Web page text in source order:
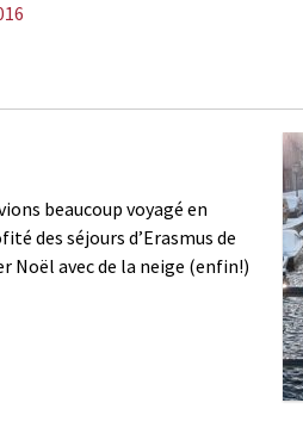
beaucoup voyagé en
des séjours d’Erasmus de
avec de la neige (enfin!)